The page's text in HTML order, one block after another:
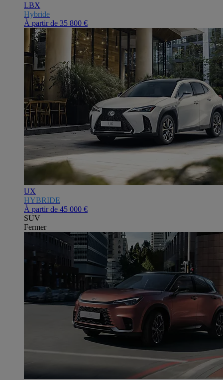
LBX
Hybride
À partir de 35 800 €
UX
HYBRIDE
À partir de 45 000 €
SUV
Fermer